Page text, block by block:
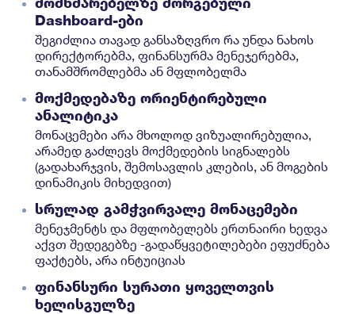
Dashboard-ები
შეგიძლია თავად განსაზღვრო რა უნდა ნახოს
დირექტორებმა, ფინანსურმა მენეჯერებმა,
თანამშრომლებმა ან მფლობელმა
მოქმედებაზე ორიენტირებული
ანალიტიკა
მონაცემები არა მხოლოდ ვიზუალირებულია,
არამედ გაძლევს მოქმედების სიგნალებს
(გადახარჯვის, შემოსავლის კლების, ან მოგების
დინამიკის მიხედვით)
სრულად გამჭვირვალე მონაცემები
მენეჯმენტს და მფლობელებს ერთნაირი ხედვა
აქვთ შედეგებზე -გადაწყვეტილებები ეფუძნება
ფაქტებს, არა ინტუიციას
ფინანსური სურათი ყოველთვის
ხელისგულზე